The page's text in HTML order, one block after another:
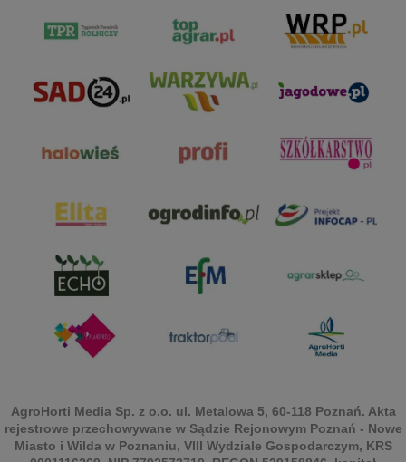
AgroHorti Media Sp. z o.o. ul. Metalowa 5, 60-118 Poznań. Akta
rejestrowe przechowywane w Sądzie Rejonowym Poznań - Nowe
Miasto i Wilda w Poznaniu, VIII Wydziale Gospodarczym, KRS